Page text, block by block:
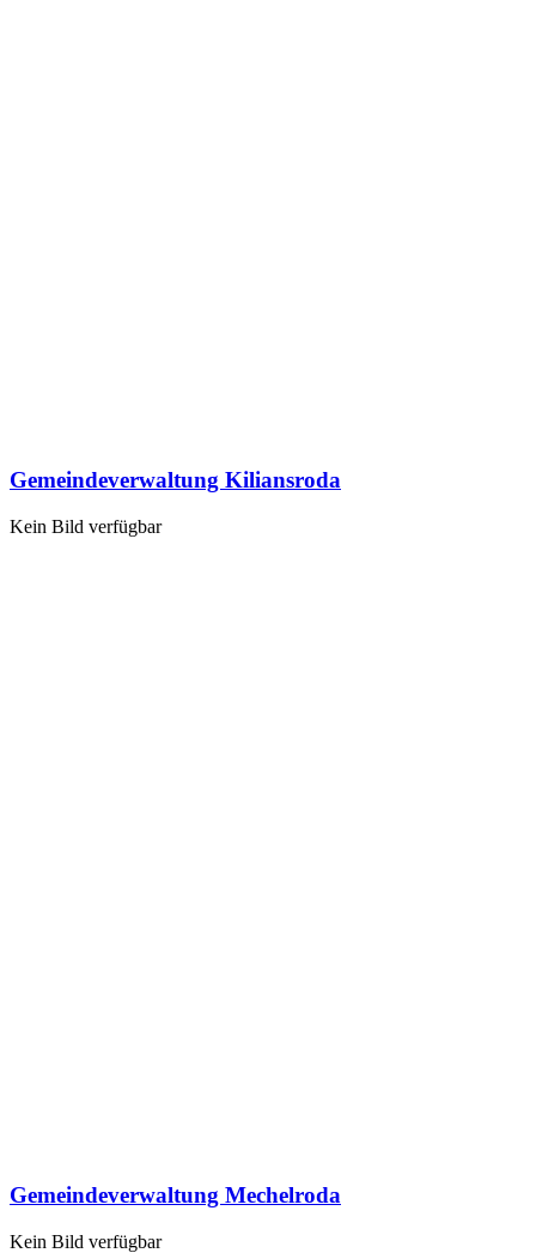
Gemeindeverwaltung Kiliansroda
Kein Bild verfügbar
Gemeindeverwaltung Mechelroda
Kein Bild verfügbar